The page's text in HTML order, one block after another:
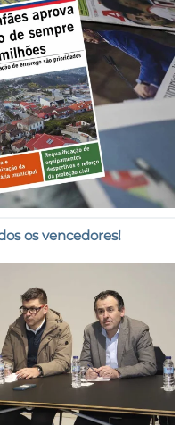
os vencedores!